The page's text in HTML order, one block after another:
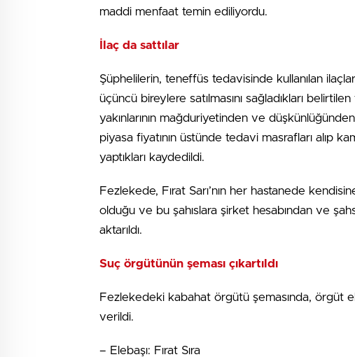
maddi menfaat temin ediliyordu.
İlaç da sattılar
Şüphelilerin, teneffüs tedavisinde kullanılan
üçüncü bireylere satılmasını sağladıkları
yakınlarının mağduriyetinden ve
piyasa fiyatının üstünde tedavi masrafları alıp
yaptıkları kaydedildi.
Fezlekede, Fırat Sarı’nın her hastanede
olduğu ve bu şahıslara şirket hesabından ve
aktarıldı.
Suç örgütünün şeması çıkartıldı
Fezlekedeki kabahat örgütü şemasında, örgüt
verildi.
– Elebaşı: Fırat Sıra